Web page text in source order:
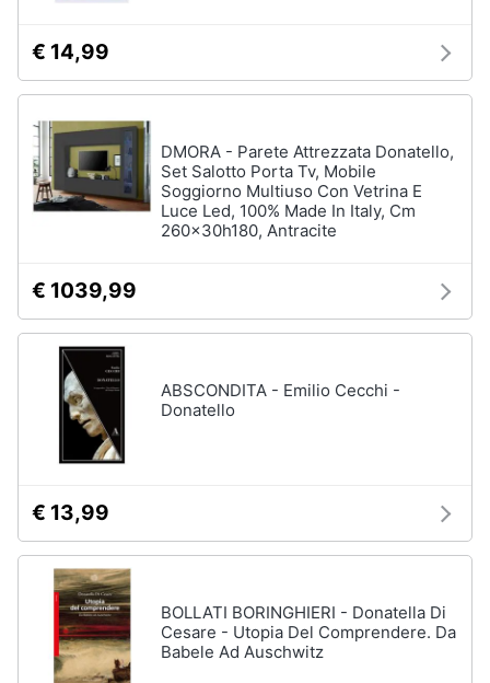
€ 14,99
DMORA - Parete Attrezzata Donatello,
Set Salotto Porta Tv, Mobile
Soggiorno Multiuso Con Vetrina E
Luce Led, 100% Made In Italy, Cm
260x30h180, Antracite
€ 1039,99
ABSCONDITA - Emilio Cecchi -
Donatello
€ 13,99
BOLLATI BORINGHIERI - Donatella Di
Cesare - Utopia Del Comprendere. Da
Babele Ad Auschwitz